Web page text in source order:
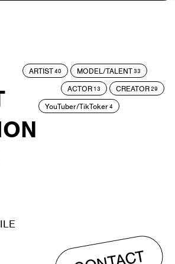
ARTIST40 MODEL/TALENT33
ACTOR 13 CREATOR29
YouTuber/TikToker4